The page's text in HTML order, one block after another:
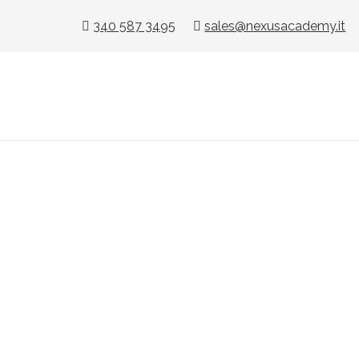
340 587 3495 sales@nexusacademy.it